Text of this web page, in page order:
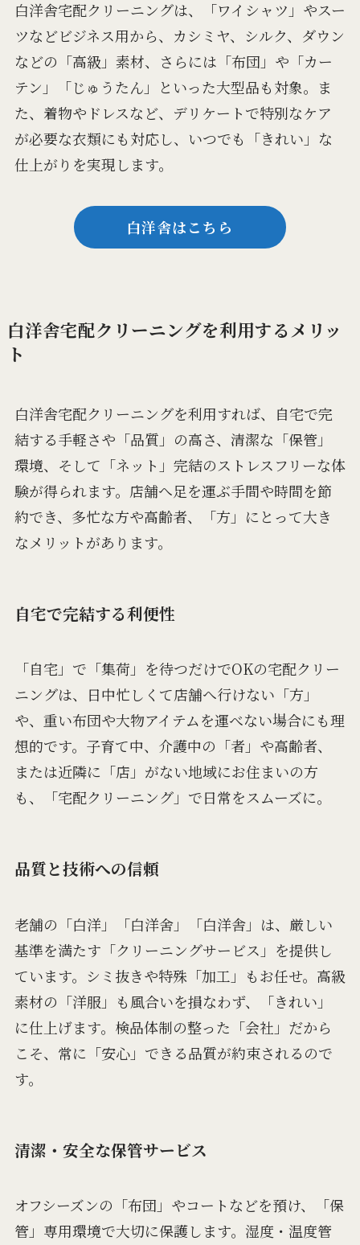
白洋舎宅配クリーニングは、「ワイシャツ」やスー
ツなどビジネス用から、カシミヤ、シルク、ダウン
などの「高級」素材、さらには「布団」や「カー
テン」「じゅうたん」といった大型品も対象。ま
た、着物やドレスなど、デリケートで特別なケア
が必要な衣類にも対応し、いつでも「きれい」な
仕上がりを実現します。
白洋舎はこちら
白洋舎宅配クリーニングを利用するメリッ
ト
白洋舎宅配クリーニングを利用すれば、自宅で完
結する手軽さや「品質」の高さ、清潔な「保管」
環境、そして「ネット」完結のストレスフリーな体
験が得られます。店舗へ足を運ぶ手間や時間を節
約でき、多忙な方や高齢者、「方」にとって大き
なメリットがあります。
自宅で完結する利便性
「自宅」で「集荷」を待つだけでOKの宅配クリー
ニングは、日中忙しくて店舗へ行けない「方」
や、重い布団や大物アイテムを運べない場合にも理
想的です。子育て中、介護中の「者」や高齢者、
または近隣に「店」がない地域にお住まいの方
も、「宅配クリーニング」で日常をスムーズに。
品質と技術への信頼
老舗の「白洋」「白洋舍」「白洋舎」は、厳しい
基準を満たす「クリーニングサービス」を提供し
ています。シミ抜きや特殊「加工」もお任せ。高級
素材の「洋服」も風合いを損なわず、「きれい」
に仕上げます。検品体制の整った「会社」だから
こそ、常に「安心」できる品質が約束されるので
す。
清潔・安全な保管サービス
オフシーズンの「布団」やコートなどを預け、「保
管」専用環境で大切に保護します。湿度・温度管